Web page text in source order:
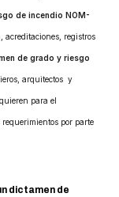
de incendio NOM-
acreditaciones, registros
de grado y riesgo
arquitectos y
para el
por parte
dictamen de